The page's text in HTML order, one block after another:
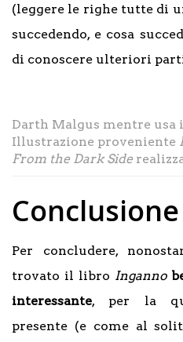
(leggere le righe tutte di
succedendo, e cosa
di conoscere ulteriori
Darth Malgus mentre usa
Illustrazione proveniente
From the Dark Side
Conclusione
Per concludere,
trovato il libro Inganno
interessante, per la
presente (e come al